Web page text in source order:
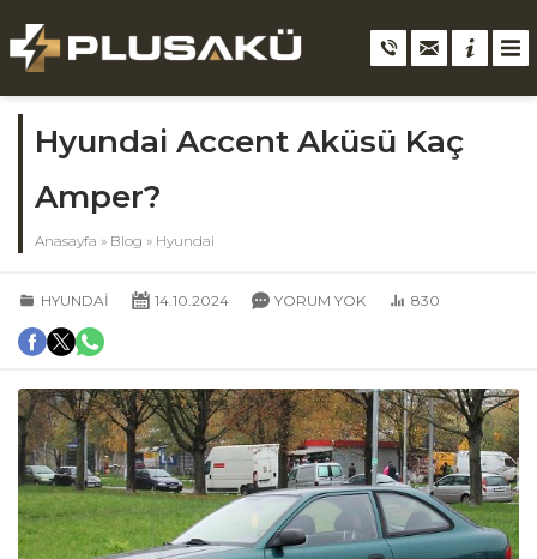
Hyundai Accent Aküsü Kaç
Amper?
Anasayfa » Blog » Hyundai
HYUNDAI 14.10.2024 YORUM YOK 830